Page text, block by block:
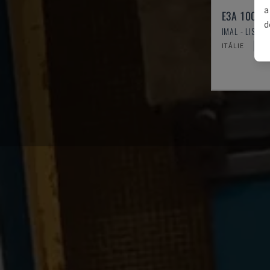
E3A 100/
IMAL -
ITÁLIE